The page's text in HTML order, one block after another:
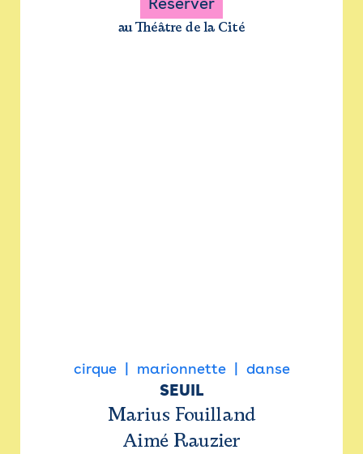
au Théâtre de la Cité
cirque marionnette danse
SEUIL
Marius Fouilland
Aimé Rauzier